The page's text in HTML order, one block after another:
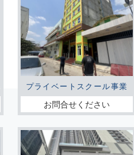
プライベートスクール事業
お問合せください